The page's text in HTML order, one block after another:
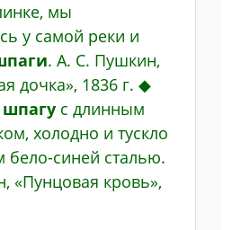
мы
у самой реки и
. А. С. Пушкин,
дочка», 1836 г. ◆
шпагу с длинным
холодно и тускло
бело-синей сталью.
«Пунцовая кровь»,